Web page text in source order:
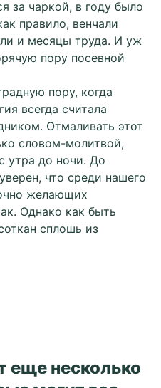
за чаркой, в году было
правило, венчали
и месяцы труда. И уж
пору посевной
пору, когда
всегда считала
Отмаливать этот
словом-молитвой,
утра до ночи. До
что среди нашего
желающих
Однако как быть
сплошь из
еще несколько